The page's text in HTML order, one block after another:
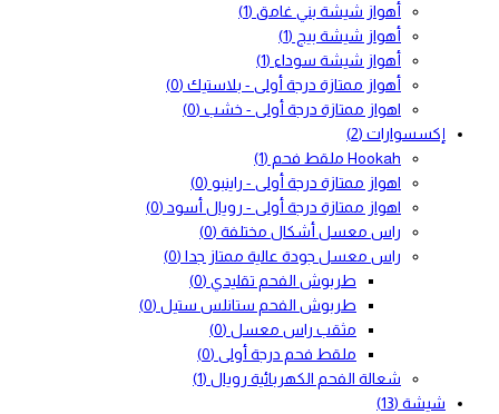
أهواز شيشة بني غامق (1)
أهواز شيشة بيج (1)
أهواز شيشة سوداء (1)
أهواز ممتازة درجة أولى - بلاستيك (0)
اهواز ممتازة درجة أولى - خشب (0)
إكسسوارات (2)
Hookah ملقط فحم
(1)
اهواز ممتازة درجة أولى - راينبو (0)
اهواز ممتازة درجة أولى - رويال أسود (0)
راس معسل أشكال مختلفة (0)
راس معسل جودة عالية ممتاز جدا (0)
طربوش الفحم تقليدي (0)
طربوش الفحم ستانلس ستيل (0)
مثقب راس معسل (0)
ملقط فحم درجة أولى (0)
شعالة الفحم الكهربائية رويال (1)
شيشة (13)